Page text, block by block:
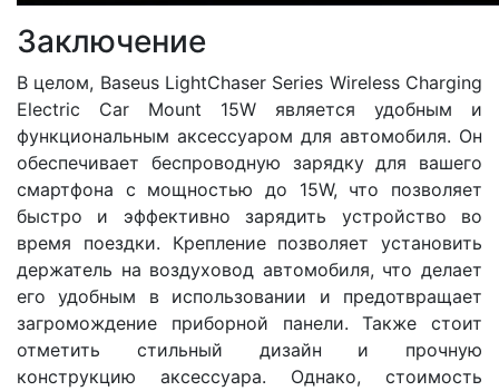
Заключение
В целом, Baseus LightChaser Series Wireless Charging
Electric Car Mount 15W является удобным и
функциональным аксессуаром для автомобиля. Он
обеспечивает беспроводную зарядку для вашего
смартфона с мощностью до 15W, что позволяет
быстро и эффективно зарядить устройство во
время поездки. Крепление позволяет установить
держатель на воздуховод автомобиля, что делает
его удобным в использовании и предотвращает
загромождение приборной панели. Также стоит
отметить стильный дизайн и прочную
конструкцию аксессуара. Однако, стоимость